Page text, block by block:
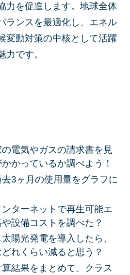
力を促進します。地球全体
ランスを最適化し、エネル
変動対策の中核として活躍
力です。
の電気やガスの請求書を見
かっているか調べよう！
去3ヶ月の使用量をグラフに
ンターネットで再生可能エ
設備コストを調べた？
太陽光発電を導入したら、
れくらい減ると思う？
算結果をまとめて、クラス